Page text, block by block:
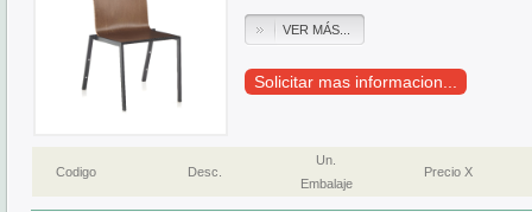
VER MÁS...
Solicitar mas informacion...
Codigo Desc.
Un.
Embalaje
Precio X